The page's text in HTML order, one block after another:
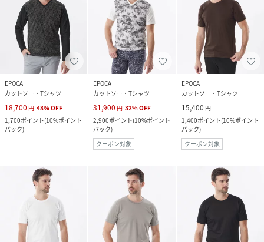
EPOCA
カットソー・Tシャツ
18,700 円 48%OFF
1,700ポイント(10%ポイント
バック)
EPOCA
カットソー・Tシャツ
31,900 円 32%OFF
2,900ポイント(10%ポイント
バック)
クーポン対象
EPOCA
カットソー・Tシャツ
15,400 円
1,400ポイント(10%ポイント
バック)
クーポン対象